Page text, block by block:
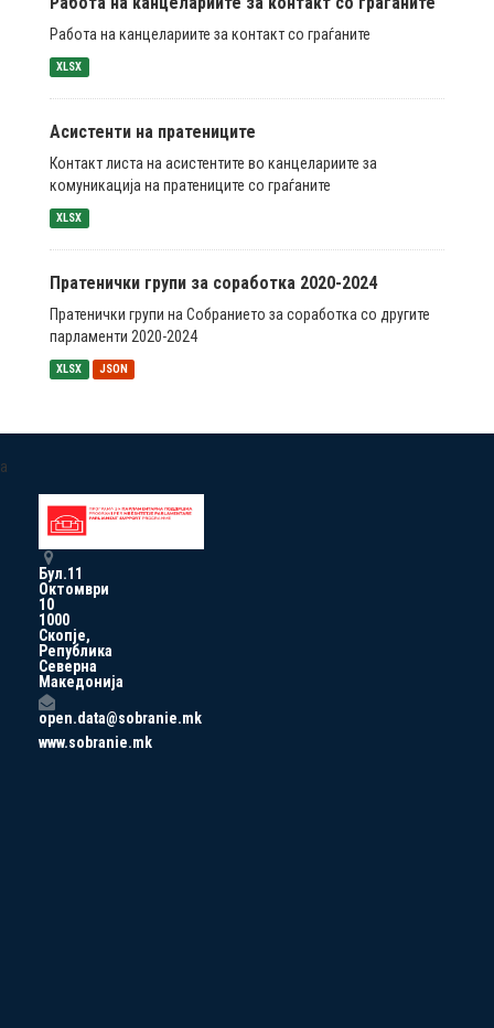
Работа на канцелариите за контакт со граѓаните
XLSX
Асистенти на пратениците
Контакт листа на асистентите во канцелариите за
комуникација на пратениците со граѓаните
XLSX
Пратенички групи за соработка 2020-2024
Пратенички групи на Собранието за соработка со другите
парламенти 2020-2024
XLSX JSON
a
Бул.11
Октомври
10
1000
Скопје,
Република
Северна
Македонија
open.data@sobranie.mk
www.sobranie.mk